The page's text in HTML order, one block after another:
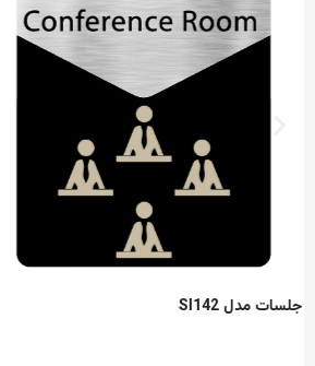
تابلو رترو Sweet Home دکوما مدل DW052